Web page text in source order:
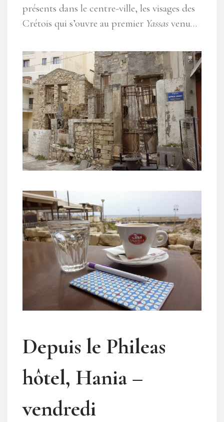
présents dans le centre-ville, les visages des
Crétois qui s’ouvre au premier Yassas venu…
Depuis le Phileas
hôtel, Hania –
vendredi